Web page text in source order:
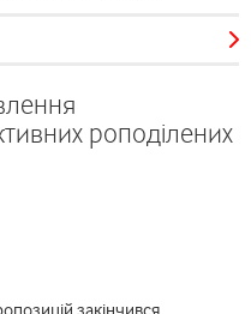
роподілених